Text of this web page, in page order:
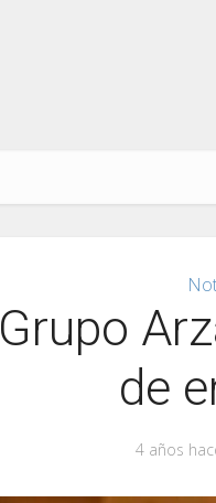
Grupo
de
4 años